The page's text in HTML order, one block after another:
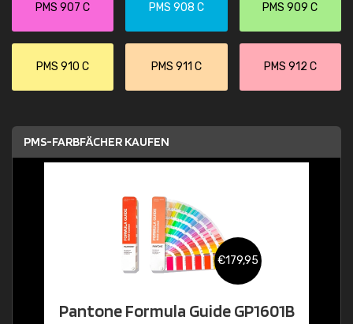
PMS 907 C PMS 908 C PMS 909 C
PMS 910 C PMS 911 C PMS 912 C
PMS-FARBFÄCHER KAUFEN
€179,95
Pantone Formula Guide GP1601B